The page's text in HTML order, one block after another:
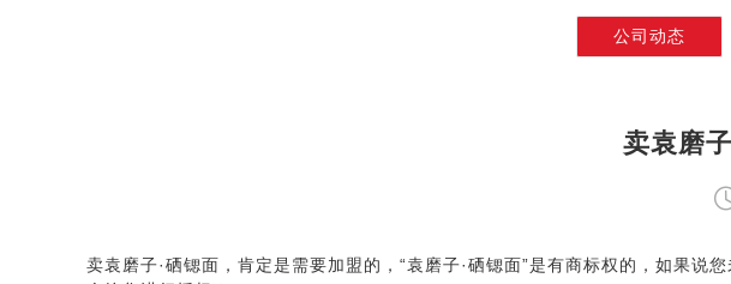
公司动态
卖袁磨
卖袁磨子·硒锶面，肯定是需要加盟的，“袁磨子·硒锶面”是有商标权的，如果说